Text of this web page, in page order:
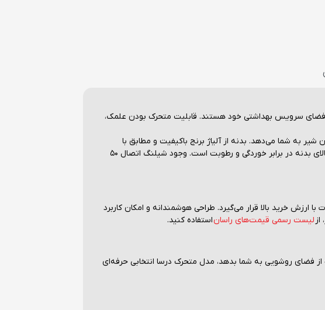
فضای سرویس بهداشتی خود هستند. قابلیت متحرک بودن علمک،
باز و بسته کردن شیر به شما می‌دهد. بدنه از آلیاژ برنج باکیفیت و مطابق با
استاندارد 6679 ساخته شده و فرایند آبکاری در خط تمام‌اتوماتیک راسان، تضمین‌کننده‌ی درخشندگی و دوام بالای بدنه در برابر خوردگی و رطوبت است. وجود شیلنگ اتصال ۵۰
ارزش خرید بالا قرار می‌گیرد. طراحی هوشمندانه و امکان کاربرد
لیست رسمی قیمت‌های راساناستفاده کنید.
فضای روشویی به شما بدهد، مدل متحرک درسا انتخابی حرفه‌ای